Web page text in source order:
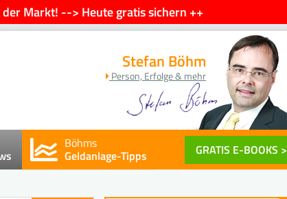
Markt! --> Heute gratis sichern ++
Stefan Böhm
Person, Erfolge & mehr
Böhms
Geldanlage-Tipps GRATIS E-BOOKS >